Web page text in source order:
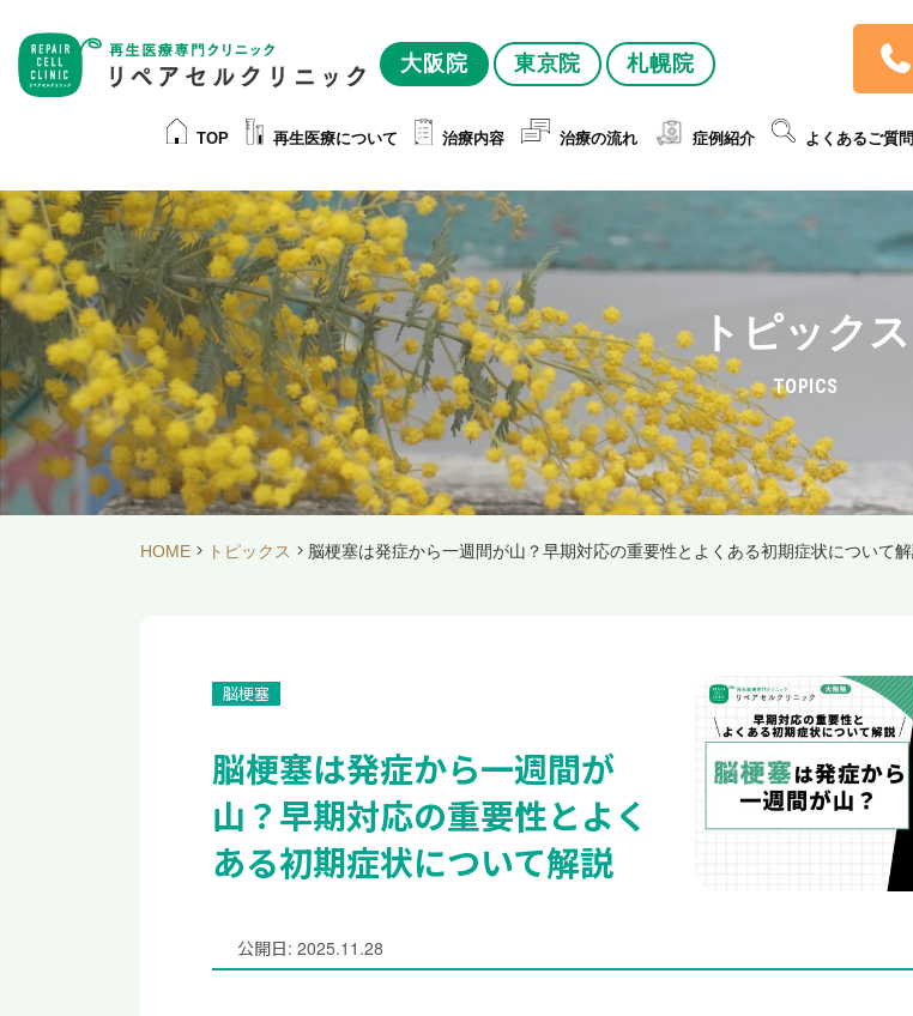
大阪院 東京院 札幌院
TOP 再生医療について 治療内容 治療の流れ 症例紹介 よくあるご質問
トピックス
TOPICS
HOME トピックス 脳梗塞は発症から一週間が山？早期対応の重要性とよくある初期症状について解
脳梗塞
脳梗塞は発症から一週間が
山？早期対応の重要性とよく
ある初期症状について解説
公開日: 2025.11.28